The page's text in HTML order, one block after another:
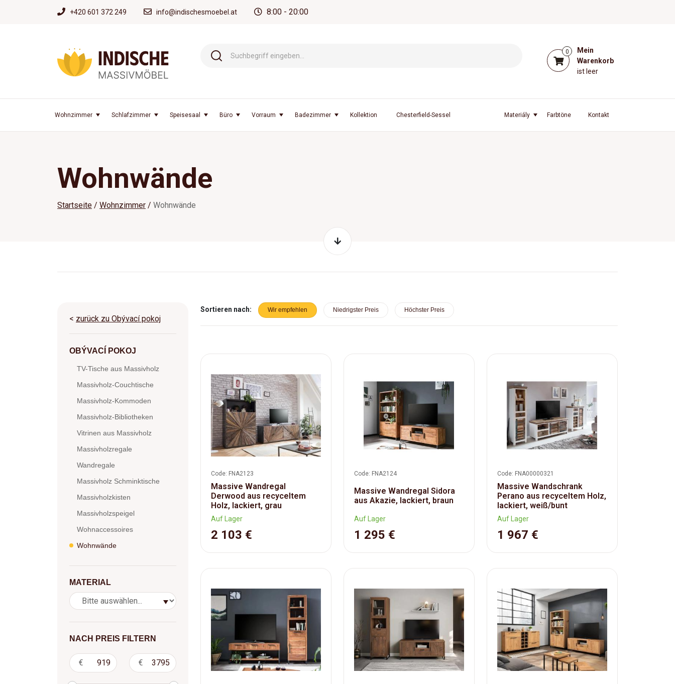
+420 601 372 249 info@indischesmoebel.at 8:00 - 20:00
0
Mein
Warenkorb
ist leer
Wohnzimmer Schlafzimmer Speisesaal Büro Vorraum Badezimmer Kollektion Chesterfield-Sessel Kontakt
Farbtöne
Materiály
Wohnwände
Startseite Wohnzimmer Wohnwände
< zurück zu Obývací pokoj
OBÝVACÍ POKOJ
TV-Tische aus Massivholz
Massivholz-Couchtische
Massivholz-Kommoden
Massivholz-Bibliotheken
Vitrinen aus Massivholz
Massivholzregale
Wandregale
Massivholz Schminktische
Massivholzkisten
Massivholzspeigel
Wohnaccessoires
Wohnwände
MATERIAL
NACH PREIS FILTERN
€ €
Sortieren nach: Wir empfehlen Niedrigster Preis Höchster Preis
Code: FNA2123
Massive Wandregal
Derwood aus recyceltem
Holz, lackiert, grau
Auf Lager
2 103 €
Code: FNA2124
Massive Wandregal Sidora
aus Akazie, lackiert, braun
Auf Lager
1 295 €
Code: FNA00000321
Massive Wandschrank
Perano aus recyceltem Holz,
lackiert, weiß/bunt
Auf Lager
1 967 €